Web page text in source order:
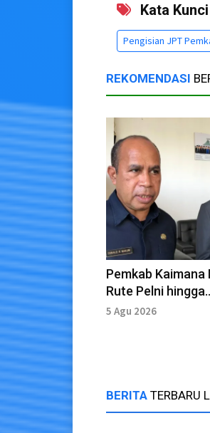
Kata
Pengisian JPT
REKOMENDASI
Pemkab Kaimana
Rute Pelni hingga
Jayapura,
5 Agu 2026
BERITA TERBARU